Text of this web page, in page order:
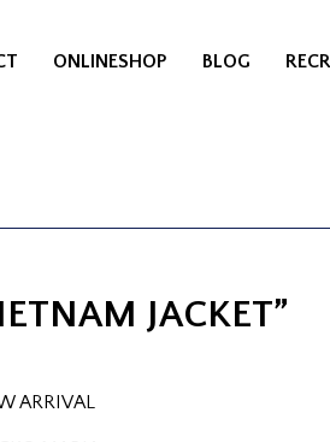
ONLINESHOP BLOG
JACKET”
ARRIVAL